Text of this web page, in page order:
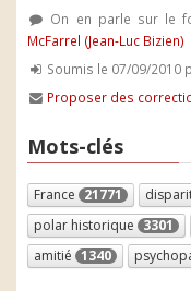
On en parle sur le
McFarrel (Jean-Luc Bizien)
Soumis le 07/09/2010
Proposer des
Mots-clés
France 21771
polar historique 3301
amitié 1340